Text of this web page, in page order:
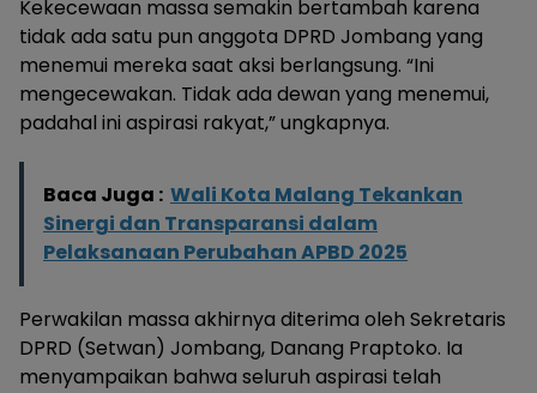
Kekecewaan massa semakin bertambah karena
tidak ada satu pun anggota DPRD Jombang yang
menemui mereka saat aksi berlangsung. “Ini
mengecewakan. Tidak ada dewan yang menemui,
padahal ini aspirasi rakyat,” ungkapnya.
Baca Juga : Wali Kota Malang Tekankan
Sinergi dan Transparansi dalam
Pelaksanaan Perubahan APBD 2025
Perwakilan massa akhirnya diterima oleh Sekretaris
DPRD (Setwan) Jombang, Danang Praptoko. Ia
menyampaikan bahwa seluruh aspirasi telah